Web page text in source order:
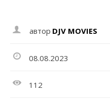
автор DJV MOVIES
08.08.2023
112